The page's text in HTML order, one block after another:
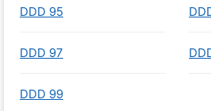
DDD 95
DDD 97
DDD 99